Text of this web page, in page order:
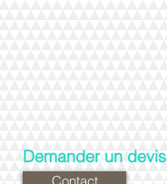
Demander un devis